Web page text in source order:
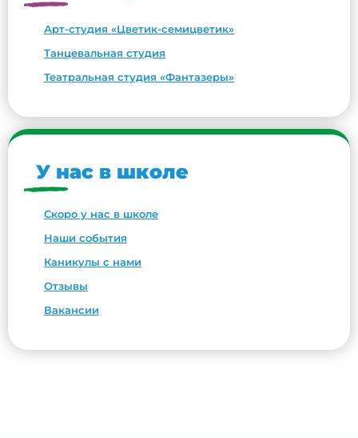
Арт-студия «Цветик-семицветик»
Танцевальная студия
Театральная студия «Фантазеры»
У нас в школе
Скоро у нас в школе
Наши события
Каникулы с нами
Отзывы
Вакансии